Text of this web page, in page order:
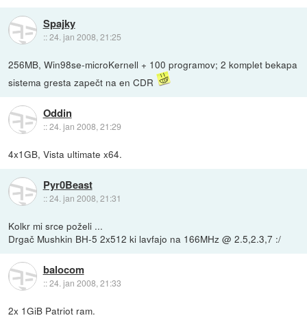
Spajky
::24. jan 2008, 21:25
256MB, Win98se-microKernell + 100 programov; 2 komplet bekapa
sistema gresta zapečt na en CDR
Oddin
::24. jan 2008, 21:29
4x1GB, Vista ultimate x64.
Pyr0Beast
::24. jan 2008, 21:31
Kolkr mi srce poželi ...
Drgač Mushkin BH-5 2x512 ki lavfajo na 166MHz @ 2.5,2.3,7 :/
balocom
::24. jan 2008, 21:33
2x 1GiB Patriot ram.